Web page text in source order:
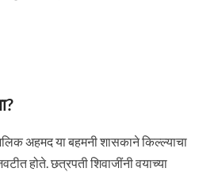
अहमद या बहमनी शासकाने किल्ल्याचा
होते. छत्रपती शिवाजींनी वयाच्या